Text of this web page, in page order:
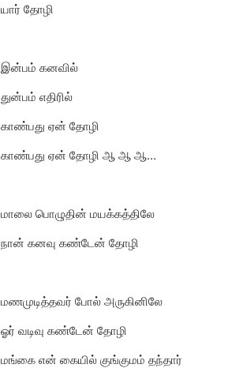
யார் தோழி
இன்பம் கனவில்
துன்பம் எதிரில்
காண்பது ஏன் தோழி
காண்பது ஏன் தோழி ஆ ஆ ஆ…
மாலை பொழுதின் மயக்கத்திலே
நான் கனவு கண்டேன் தோழி
மணமுடித்தவர் போல் அருகினிலே
ஓர் வடிவு கண்டேன் தோழி
மங்கை என் கையில் குங்குமம் தந்தார்